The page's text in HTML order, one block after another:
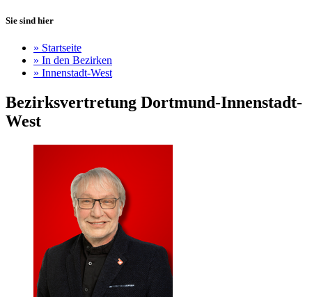
Sie sind hier
» Startseite
» In den Bezirken
» Innenstadt-West
Bezirksvertretung Dortmund-Innenstadt-
West